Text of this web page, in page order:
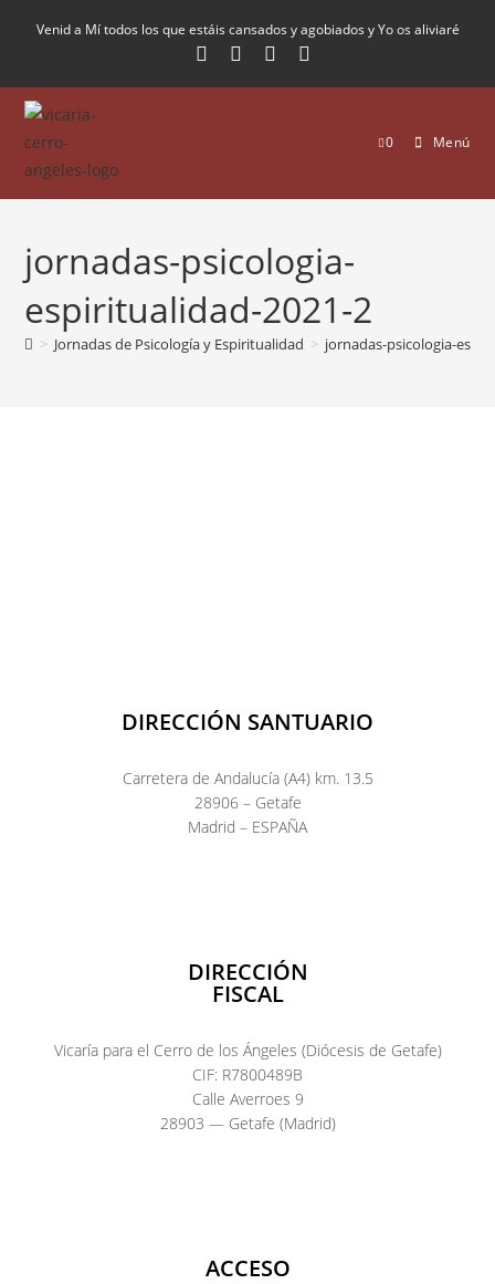
Venid a Mí todos los que estáis cansados y agobiados y Yo os aliviaré
0 Menú
jornadas-psicologia-
espiritualidad-2021-2
> Jornadas de Psicología y Espiritualidad > jornadas-psicologia-
DIRECCIÓN SANTUARIO
Carretera de Andalucía (A4) km. 13.5
28906 – Getafe
Madrid – ESPAÑA
DIRECCIÓN
FISCAL
Vicaría para el Cerro de los Ángeles (Diócesis de Getafe)
CIF: R7800489B
Calle Averroes 9
28903 — Getafe (Madrid)
ACCESO